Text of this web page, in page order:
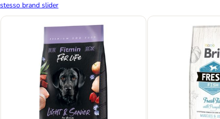
stesso brand slider